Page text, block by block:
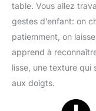
table. Vous allez
gestes d’enfant: on
patiemment, on
apprend à
lisse, une texture qui
aux doigts.